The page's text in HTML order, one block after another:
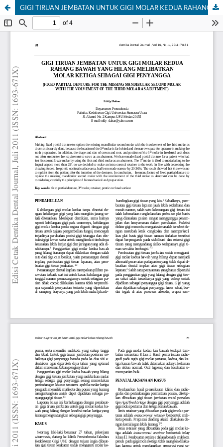
GIGI TIRUAN JEMBATAN UNTUK GIGI MOLAR KEDUA RAHANG BAWAH YANG HILANG MELIBATKAN MOLAR KETIGA SEBAGAI GIGI PENYANGGA